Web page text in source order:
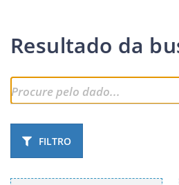
Resultado da
FILTRO